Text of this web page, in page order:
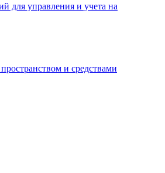
для управления и учета на
и средствами